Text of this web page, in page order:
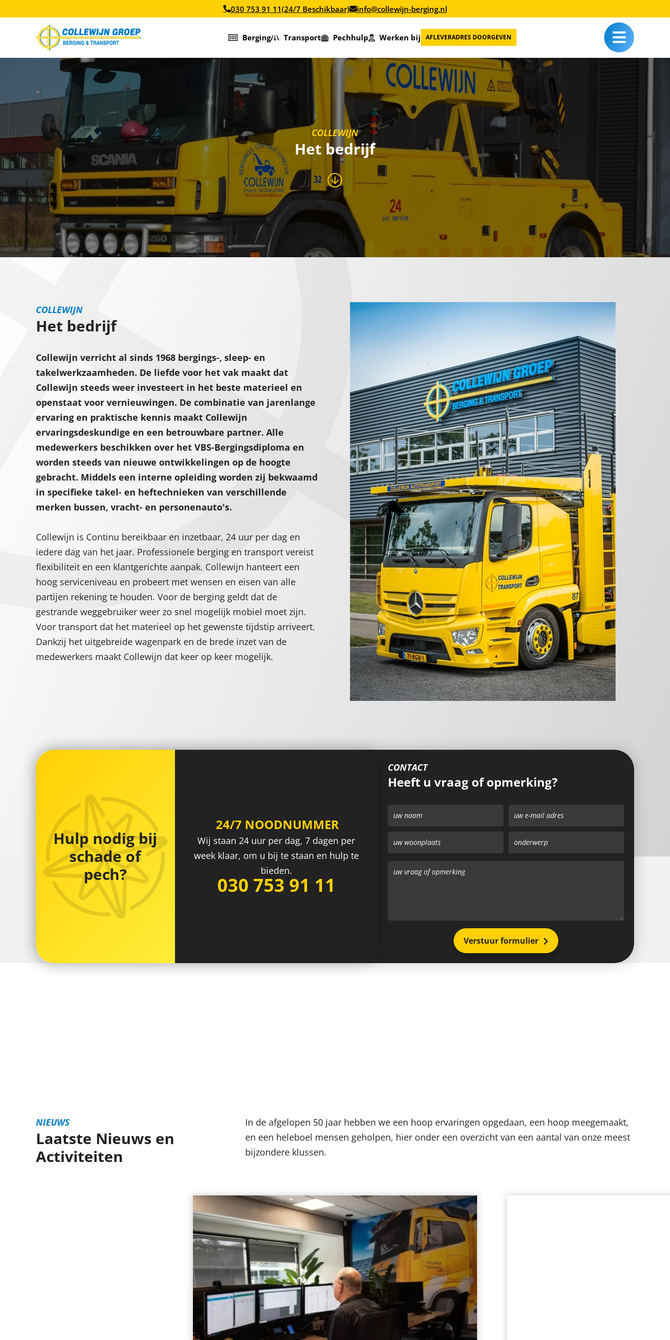
030 753 91 11(24/7 Beschikbaar) info@collewijn-berging.nl
Berging Transport Pechhulp Werken bij AFLEVERADRES DOORGEVEN
COLLEWIJN
Het bedrijf
COLLEWIJN
Het bedrijf
Collewijn verricht al sinds 1968 bergings-, sleep- en
takelwerkzaamheden. De liefde voor het vak maakt dat
Collewijn steeds weer investeert in het beste materieel en
openstaat voor vernieuwingen. De combinatie van jarenlange
ervaring en praktische kennis maakt Collewijn
ervaringsdeskundige en een betrouwbare partner. Alle
medewerkers beschikken over het VBS-Bergingsdiploma en
worden steeds van nieuwe ontwikkelingen op de hoogte
gebracht. Middels een interne opleiding worden zij bekwaamd
in specifieke takel- en heftechnieken van verschillende
merken bussen, vracht- en personenauto's.
Collewijn is Continu bereikbaar en inzetbaar, 24 uur per dag en
iedere dag van het jaar. Professionele berging en transport vereist
flexibiliteit en een klantgerichte aanpak. Collewijn hanteert een
hoog serviceniveau en probeert met wensen en eisen van alle
partijen rekening te houden. Voor de berging geldt dat de
gestrande weggebruiker weer zo snel mogelijk mobiel moet zijn.
Voor transport dat het materieel op het gewenste tijdstip arriveert.
Dankzij het uitgebreide wagenpark en de brede inzet van de
medewerkers maakt Collewijn dat keer op keer mogelijk.
Hulp nodig bij
schade of
pech?
24/7 NOODNUMMER
Wij staan 24 uur per dag, 7 dagen per
week klaar, om u bij te staan en hulp te
bieden.
030 753 91 11
CONTACT
Heeft u vraag of opmerking?
Verstuur formulier
NIEUWS
Laatste Nieuws en
Activiteiten
In de afgelopen 50 jaar hebben we een hoop ervaringen opgedaan, een hoop meegemaakt,
en een heleboel mensen geholpen, hier onder een overzicht van een aantal van onze meest
bijzondere klussen.